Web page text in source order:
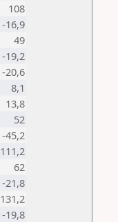
108
-16,9
49
-19,2
-20,6
8,1
13,8
52
-45,2
111,2
62
-21,8
131,2
-19,8